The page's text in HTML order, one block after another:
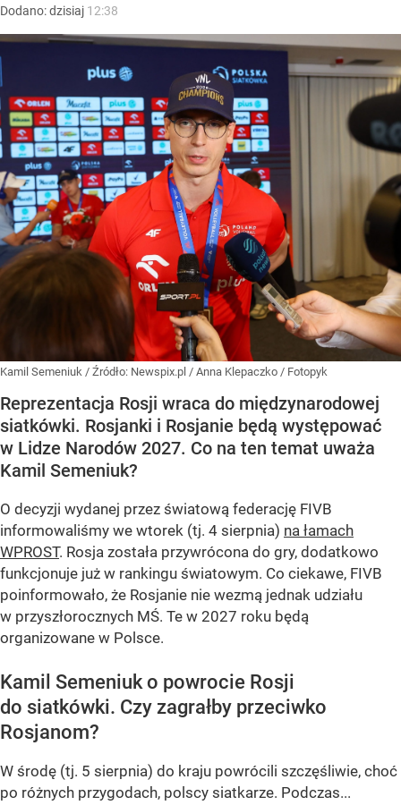
Dodano:dzisiaj 12:38
Kamil Semeniuk / Źródło: Newspix.pl / Anna Klepaczko / Fotopyk
Reprezentacja Rosji wraca do międzynarodowej
siatkówki. Rosjanki i Rosjanie będą występować
w Lidze Narodów 2027. Co na ten temat uważa
Kamil Semeniuk?
O decyzji wydanej przez światową federację FIVB
informowaliśmy we wtorek (tj. 4 sierpnia) na łamach
WPROST. Rosja została przywrócona do gry, dodatkowo
funkcjonuje już w rankingu światowym. Co ciekawe, FIVB
poinformowało, że Rosjanie nie wezmą jednak udziału
w przyszłorocznych MŚ. Te w 2027 roku będą
organizowane w Polsce.
Kamil Semeniuk o powrocie Rosji
do siatkówki. Czy zagrałby przeciwko
Rosjanom?
W środę (tj. 5 sierpnia) do kraju powrócili szczęśliwie, choć
po różnych przygodach, polscy siatkarze. Podczas...